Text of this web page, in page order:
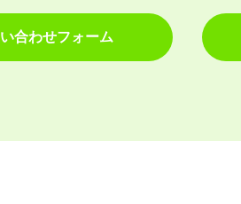
合わせフォーム